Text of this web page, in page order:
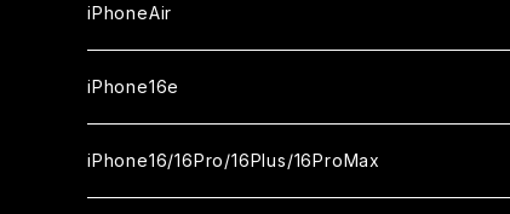
セラミックフィルム
カメラ用フィルム
iPhone17
ガラスフィルム
セラミックフィルム
iPhone17Pro
ガラスフィルム
iPhone17proMax
iPhoneAir
ガラスフィルム
セラミックフィルム
iPhone16e
ガラスフィルム
iPhone16/16Pro/16Plus/16ProMax